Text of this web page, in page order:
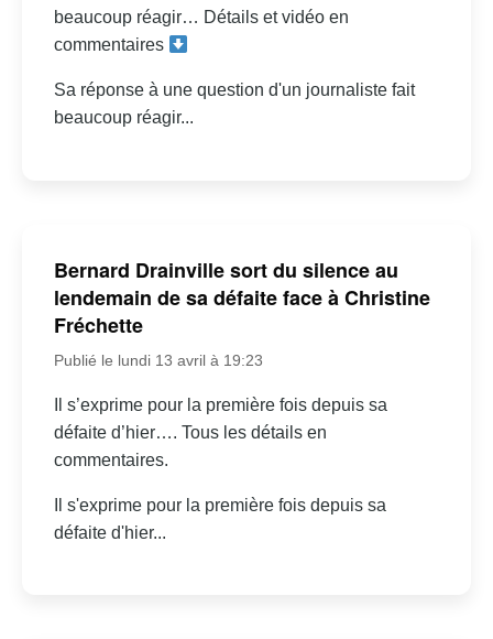
beaucoup réagir… Détails et vidéo en
commentaires
Sa réponse à une question d'un journaliste fait
beaucoup réagir...
Bernard Drainville sort du silence au
lendemain de sa défaite face à Christine
Fréchette
Publié le lundi 13 avril à 19:23
Il s’exprime pour la première fois depuis sa
défaite d’hier…. Tous les détails en
commentaires.
Il s'exprime pour la première fois depuis sa
défaite d'hier...